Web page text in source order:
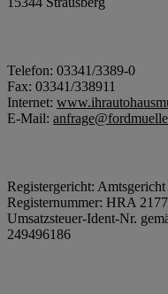
Telefon: 03341/3389-0
Fax: 03341/338911
Internet:
E-Mail:
Registergericht:
Registernummer: HRA
Umsatzsteuer-Ident-Nr.
249496186